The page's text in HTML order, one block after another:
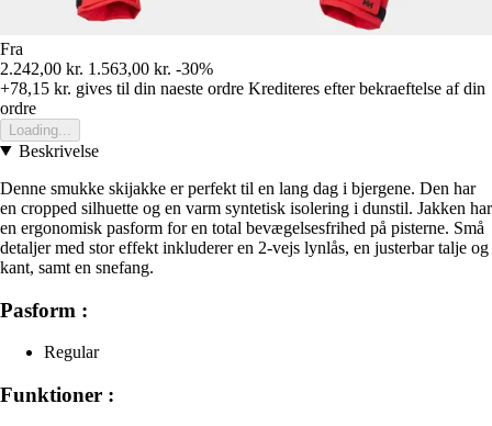
Fra
2.242,00 kr. 1.563,00 kr. -30%
+78,15 kr. gives til din naeste ordre Krediteres efter bekraeftelse af din
ordre
Loading...
Beskrivelse
Denne smukke skijakke er perfekt til en lang dag i bjergene. Den har
en cropped silhuette og en varm syntetisk isolering i dunstil. Jakken har
en ergonomisk pasform for en total bevægelsesfrihed på pisterne. Små
detaljer med stor effekt inkluderer en 2-vejs lynlås, en justerbar talje og
kant, samt en snefang.
Pasform :
Regular
Funktioner :